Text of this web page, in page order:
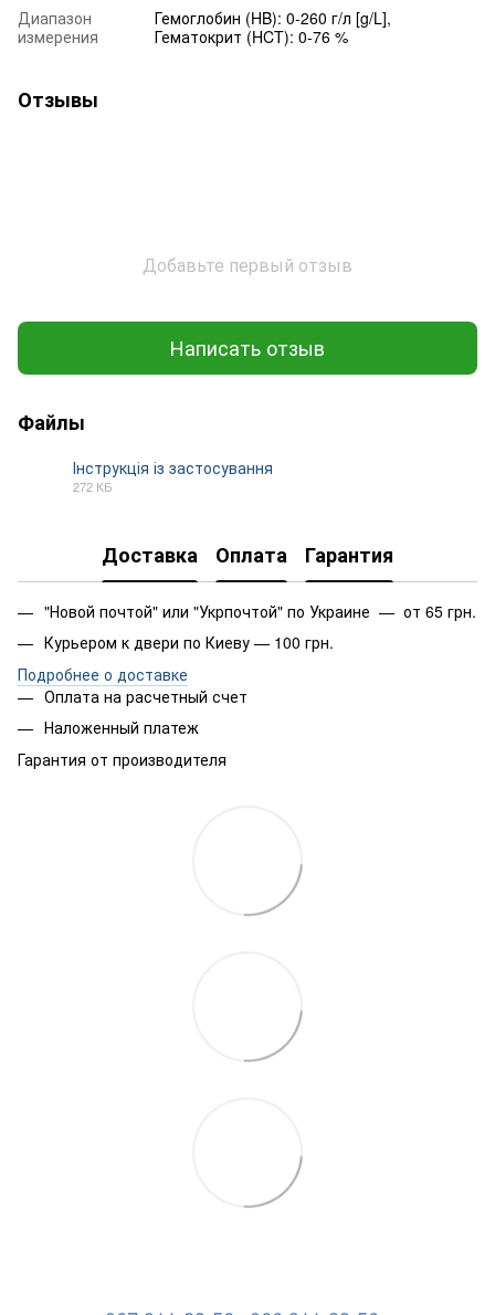
Диапазон
измерения
Гемоглобин (HB): 0-260 г/л [g/L],
Гематокрит (HCT): 0-76 %
Отзывы
Добавьте первый отзыв
Написать отзыв
Файлы
Інструкція із застосування
272 КБ
Доставка Оплата Гарантия
"Новой почтой" или "Укрпочтой" по Украине — от 65 грн.
Курьером к двери по Киеву — 100 грн.
Подробнее о доставке
Оплата на расчетный счет
Наложенный платеж
Гарантия от производителя